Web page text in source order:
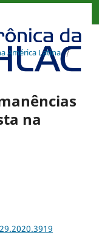
América Latina /
na